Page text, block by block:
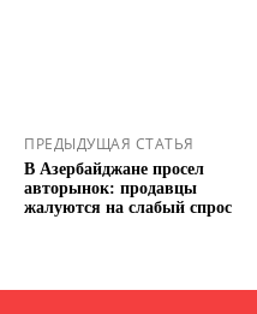
ПРЕДЫДУЩАЯ СТАТЬЯ
В Азербайджане просел
авторынок: продавцы
жалуются на слабый спрос